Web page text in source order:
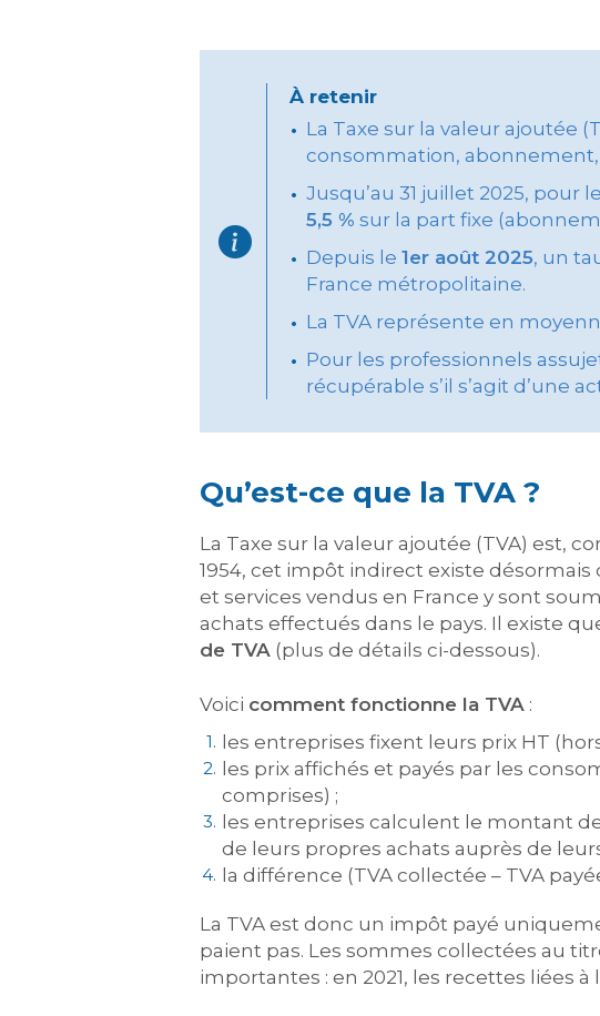
À retenir
La Taxe sur la valeur ajoutée
consommation,
Jusqu’au 31 juillet 2025, pour
5,5 % sur la part fixe
Depuis le 1er août 2025, un
France métropolitaine.
La TVA représente en
Pour les professionnels
récupérable s’il s’agit d’une
Qu’est-ce que la TVA ?
La Taxe sur la valeur ajoutée (TVA) est,
1954, cet impôt indirect existe désormais
et services vendus en France y sont
achats effectués dans le pays. Il existe
de TVA (plus de détails ci-dessous).
Voici comment fonctionne la TVA :
les entreprises fixent leurs prix HT
les prix affichés et payés par les
comprises) ;
les entreprises calculent le montant
de leurs propres achats auprès de
la différence (TVA collectée – TVA
La TVA est donc un impôt payé
paient pas. Les sommes collectées au
importantes : en 2021, les recettes liées à